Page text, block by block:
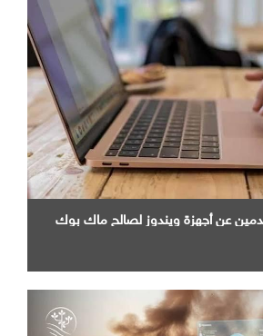
عن أجهزة ويندوز لصالح ماك بوك